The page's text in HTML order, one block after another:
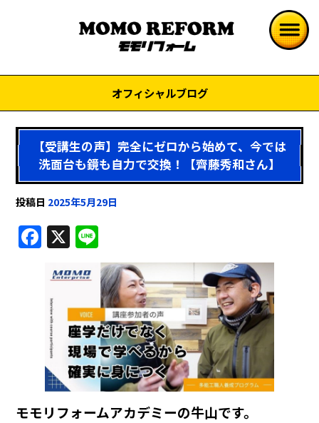
オフィシャルブログ
【受講生の声】完全にゼロから始めて、今では
洗面台も鏡も自力で交換！【齊藤秀和さん】
投稿日 2025年5月29日
F
a
c
e
b
o
o
k
X
n
e
モモリフォームアカデミーの牛山です。